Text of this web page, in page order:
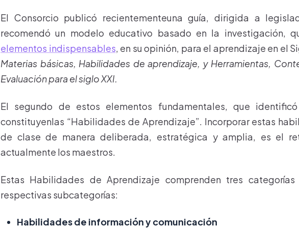
El Consorcio publicó recientementeuna guía, dirigida a
recomendó un modelo educativo basado en la investigación,
elementos indispensables, en su opinión, para el aprendizaje en el
Materias básicas, Habilidades de aprendizaje, y Herramientas,
Evaluación para el siglo XXI.
El segundo de estos elementos fundamentales, que
constituyenlas “Habilidades de Aprendizaje”. Incorporar estas
de clase de manera deliberada, estratégica y amplia, es el
actualmente los maestros.
Estas Habilidades de Aprendizaje comprenden tres
respectivas subcategorías:
Habilidades de información y comunicación